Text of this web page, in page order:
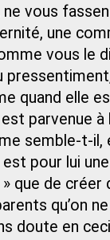
ne vous
une
vous le
quand elle
parvenue
me semble-t-
pour lui
que de
qu’on
doute en